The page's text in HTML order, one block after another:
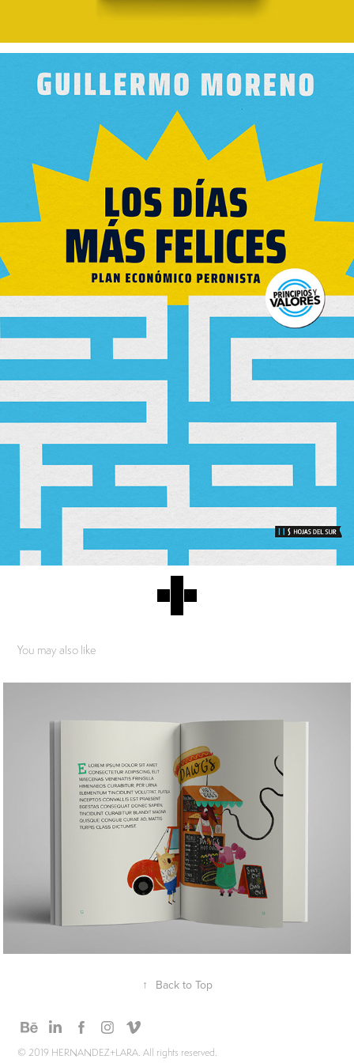
You may also like
↑ Back to Top
© 2019 HERNANDEZ+LARA. All rights reserved.